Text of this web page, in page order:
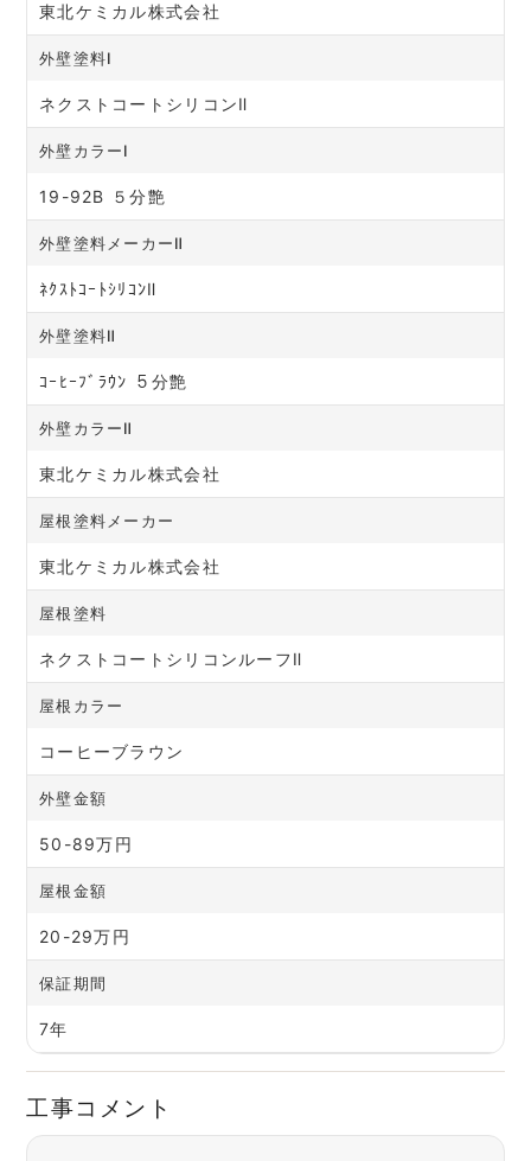
東北ケミカル株式会社
外壁塗料Ⅰ
ネクストコートシリコンⅡ
外壁カラーⅠ
19-92B ５分艶
外壁塗料メーカーⅡ
ﾈｸｽﾄｺｰﾄｼﾘｺﾝⅡ
外壁塗料Ⅱ
ｺｰﾋｰﾌﾞﾗｳﾝ ５分艶
外壁カラーⅡ
東北ケミカル株式会社
屋根塗料メーカー
東北ケミカル株式会社
屋根塗料
ネクストコートシリコンルーフⅡ
屋根カラー
コーヒーブラウン
外壁金額
50-89万円
屋根金額
20-29万円
保証期間
7年
工事コメント